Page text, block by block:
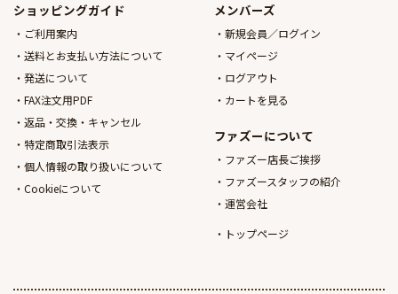
ショッピングガイド
ご利用案内
送料とお支払い方法について
発送について
FAX注文用PDF
返品・交換・キャンセル
特定商取引法表示
個人情報の取り扱いについて
Cookieについて
メンバーズ
新規会員／ログイン
マイページ
ログアウト
カートを見る
ファズーについて
ファズー店長ご挨拶
ファズースタッフの紹介
運営会社
トップページ